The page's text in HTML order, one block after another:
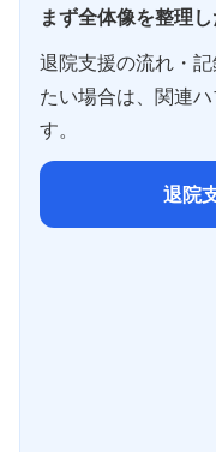
まず全体像を整理
退院支援の流れ・
たい場合は、関連
す。
退院